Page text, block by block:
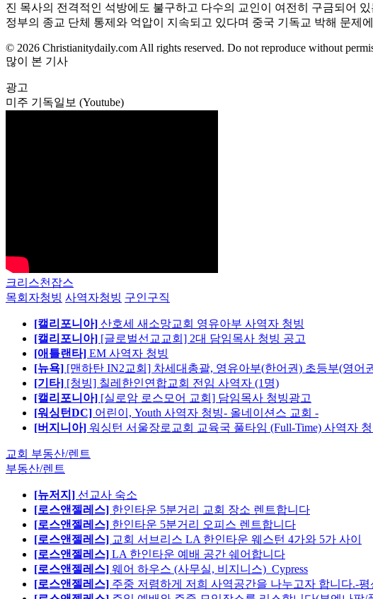
진 목사의 전격적인 석방에도 불구하고 다수의 교인이 여전히 구금되어
정부의 종교 단체 통제와 억압이 지속되고 있다며 중국 기독교 박해 문제
© 2026 Christianitydaily.com All rights reserved. Do not reproduce without
많이 본 기사
광고
미주 기독일보 (Youtube)
크리스천잡스
목회자청빙 사역자청빙 구인구직
[캘리포니아] 산호세 새소망교회 영유아부 사역자 청빙
[캘리포니아] [글로벌선교교회] 2대 담임목사 청빙 공고
[애틀랜타] EM 사역자 청빙
[뉴욕] [맨하탄 IN2교회] 차세대총괄, 영유아부(한어권) 초등부(영어
[기타] [청빙] 칠레한인연합교회 전임 사역자 (1명)
[캘리포니아] [실로암 로스모어 교회] 담임목사 청빙광고
[워싱턴DC] 어린이, Youth 사역자 청빙- 올네이션스 교회 -
[버지니아] 워싱턴 서울장로교회 교육국 풀타임 (Full-Time) 사역자
교회 부동산/렌트
부동산/렌트
[뉴저지] 선교사 숙소
[로스앤젤레스] 한인타운 5분거리 교회 장소 렌트합니다
[로스앤젤레스] 한인타운 5분거리 오피스 렌트합니다
[로스앤젤레스] 교회 서브리스 LA 한인타운 웨스턴 4가와 5가 사이
[로스앤젤레스] LA 한인타운 예배 공간 쉐어합니다
[로스앤젤레스] 웨어 하우스 (사무실, 비지니스)_Cypress
[로스앤젤레스] 주중 저렴하게 저희 사역공간을 나누고자 합니다.-